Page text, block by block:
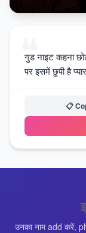
❝
गुड नाइट कहना
पर इसमें छुपी है
📋
उनका नाम add करें,